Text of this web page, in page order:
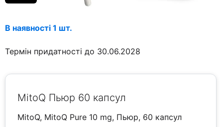
В наявності 1 шт.
Термін придатності до 30.06.2028
MitoQ Пьюр 60 капсул
MitoQ, MitoQ Pure 10 mg, Пьюр, 60 капсул